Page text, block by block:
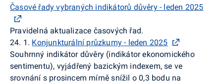
Časové řady vybraných indikátorů důvěry - leden 2025
Pravidelná aktualizace časových řad.
24. 1. Konjunkturální průzkumy - leden 2025
Souhrnný indikátor důvěry (indikátor ekonomického
sentimentu), vyjádřený bazickým indexem, se ve
srovnání s prosincem mírně snížil o 0,3 bodu na